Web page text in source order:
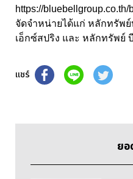
https://
จัดจำหน่ายได้แก่ หลักทรัพ
เอ็กซ์สปริง และ หลักทรัพย์
แชร์
ย